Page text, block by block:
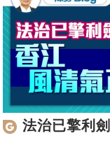
法治已擎利